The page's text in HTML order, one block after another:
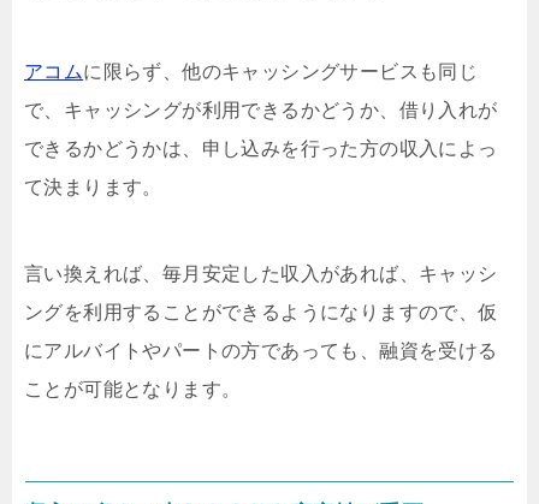
アコムに限らず、他のキャッシングサービスも同じ
で、キャッシングが利用できるかどうか、借り入れが
できるかどうかは、申し込みを行った方の収入によっ
て決まります。
言い換えれば、毎月安定した収入があれば、キャッシ
ングを利用することができるようになりますので、仮
にアルバイトやパートの方であっても、融資を受ける
ことが可能となります。